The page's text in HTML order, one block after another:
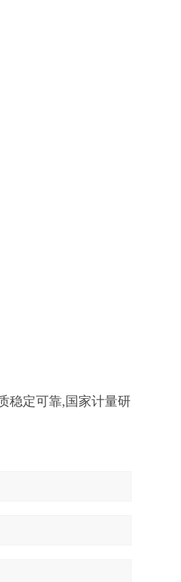
稳定可靠,国家计量研